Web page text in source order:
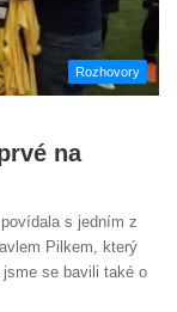
Rozhovory
na
s jedním z
Pilkem, který
se bavili také o